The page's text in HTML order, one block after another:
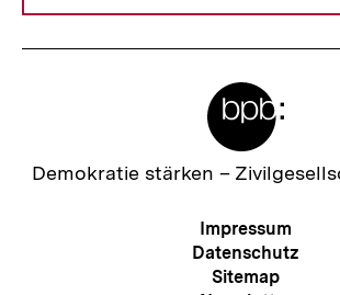
Zur
Demokratie stärken –
Meta-
Navigation
Impressum
Datenschutz
Sitemap